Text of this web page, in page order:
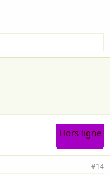
Hors ligne
#14